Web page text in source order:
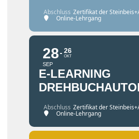
Abschluss Zertifikat der
Online-Lehrgang
28
SEP
26
OKT
E-LEARNING
Abschluss Zertifikat der
Online-Lehrgang